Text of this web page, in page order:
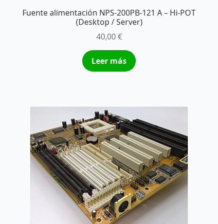
Fuente alimentación NPS-200PB-121 A – Hi-POT
(Desktop / Server)
40,00€
Leer más